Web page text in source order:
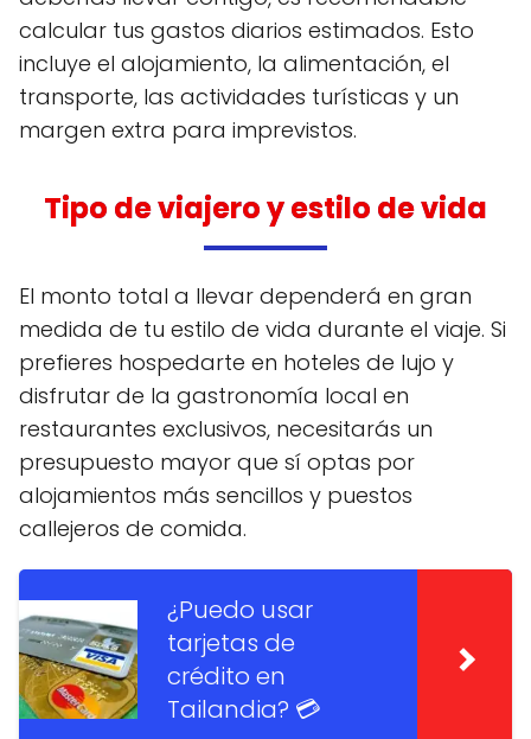
calcular tus gastos diarios estimados. Esto
incluye el alojamiento, la alimentación, el
transporte, las actividades turísticas y un
margen extra para imprevistos.
Tipo de viajero y estilo de vida
El monto total a llevar dependerá en gran
medida de tu estilo de vida durante el viaje. Si
prefieres hospedarte en hoteles de lujo y
disfrutar de la gastronomía local en
restaurantes exclusivos, necesitarás un
presupuesto mayor que sí optas por
alojamientos más sencillos y puestos
callejeros de comida.
¿Puedo usar
tarjetas de
crédito en
Tailandia? 💳